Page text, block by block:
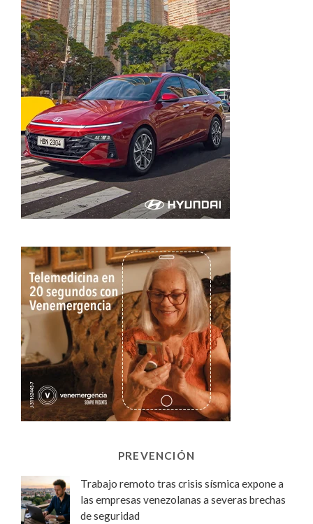
PREVENCIÓN
Trabajo remoto tras crisis sísmica expone a
las empresas venezolanas a severas brechas
de seguridad